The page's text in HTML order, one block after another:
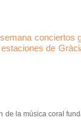
de
la música coral